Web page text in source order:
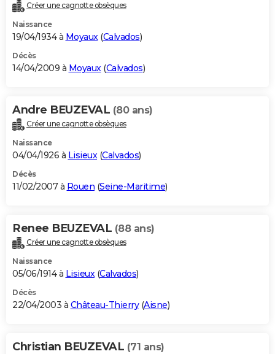
Créer une cagnotte obsèques
Naissance
19/04/1934 à Moyaux(Calvados)
Décès
14/04/2009 à Moyaux(Calvados)
Andre BEUZEVAL (80 ans)
Créer une cagnotte obsèques
Naissance
04/04/1926 à Lisieux(Calvados)
Décès
11/02/2007 à Rouen (Seine-Maritime)
Renee BEUZEVAL (88 ans)
Créer une cagnotte obsèques
Naissance
05/06/1914 à Lisieux(Calvados)
Décès
22/04/2003 à Château-Thierry(Aisne)
Christian BEUZEVAL (71 ans)